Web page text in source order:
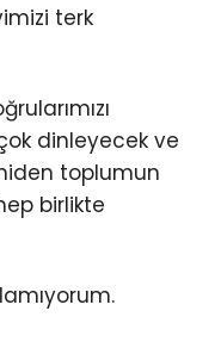
terk
dinleyecek ve
toplumun
birlikte